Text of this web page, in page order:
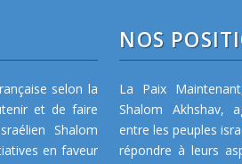
selon la
et de faire
Shalom
en faveur
NOS
La Paix
Shalom Akhshav,
entre les peuples
répondre à leurs